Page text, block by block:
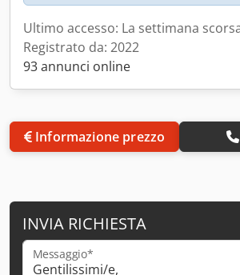
Ultimo accesso: La settimana
Registrato da: 2022
93 annunci online
Informazione prezzo
INVIA RICHIESTA
Messaggio*